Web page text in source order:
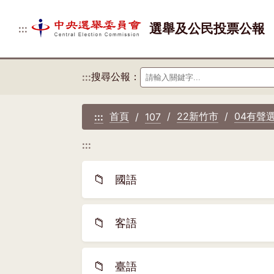
::: 選舉及公民投票公報
:::搜尋公報：
::: 首頁 107 22新竹市 04有聲
:::
📁 國語
📁 客語
📁 臺語